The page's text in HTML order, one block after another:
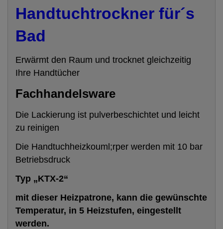
Handtuchtrockner für´s
Bad
Erwärmt den Raum und trocknet gleichzeitig
Ihre Handtücher
Fachhandelsware
Die Lackierung ist pulverbeschichtet und leicht
zu reinigen
Die Handtuchheizkouml;rper werden mit 10 bar
Betriebsdruck
Typ „KTX-2“
mit dieser Heizpatrone, kann die gewünschte
Temperatur, in 5 Heizstufen, eingestellt
werden.